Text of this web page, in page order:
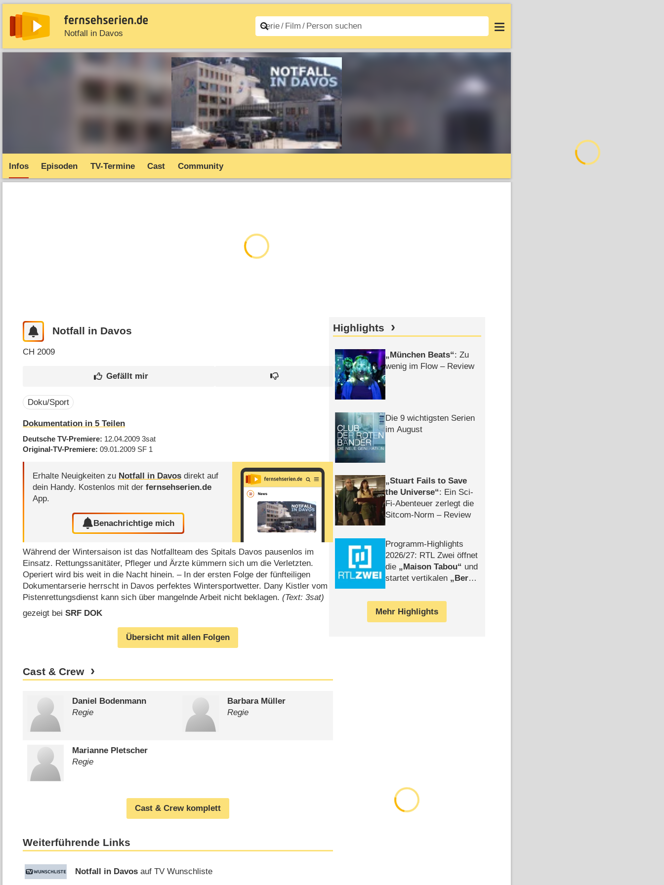
Notfall in Davos
News Entdecken Streaming Filme A–Z Login
Infos Episoden TV-Termine Cast Community
Notfall in Davos
CH 2009
Doku/Sport
Dokumentation in 5 Teilen
Deutsche TV-Premiere 12.04.20093sat
Original-TV-Premiere 09.01.2009 SF 1
Erhalte Neuigkeiten zu Notfall in Davos direkt auf
dein Handy. Kostenlos mit derfernsehserien.de
App.
Benachrichtige mich
Während der Wintersaison ist das Notfallteam des Spitals Davos pausenlos im
Einsatz. Rettungssanitäter, Pfleger und Ärzte kümmern sich um die Verletzten.
Operiert wird bis weit in die Nacht hinein. – In der ersten Folge der fünfteiligen
Dokumentarserie herrscht in Davos perfektes Wintersportwetter. Dany Kistler vom
Pistenrettungsdienst kann sich über mangelnde Arbeit nicht beklagen.(Text: 3sat)
gezeigt beiSRF DOK
Übersicht mit allen Folgen
Cast & Crew
Daniel Bodenmann
Regie
Barbara Müller
Regie
Marianne Pletscher
Regie
Cast & Crew komplett
Weiterführende Links
Notfall in Davos auf TV Wunschliste
Highlights
München Beats : Zu
wenig im Flow – Review
Die 9 wichtigsten Serien
im August
Stuart Fails to Save
the Universe : Ein Sci-
Fi-Abenteuer zerlegt die
Sitcom-Norm – Review
Programm-Highlights
2026/​27: RTL Zwei öffnet
die
Maison Tabou
und
startet vertikalen
Berlin
Mehr Highlights